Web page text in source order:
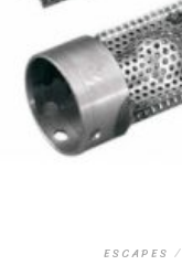
ESCAPES /